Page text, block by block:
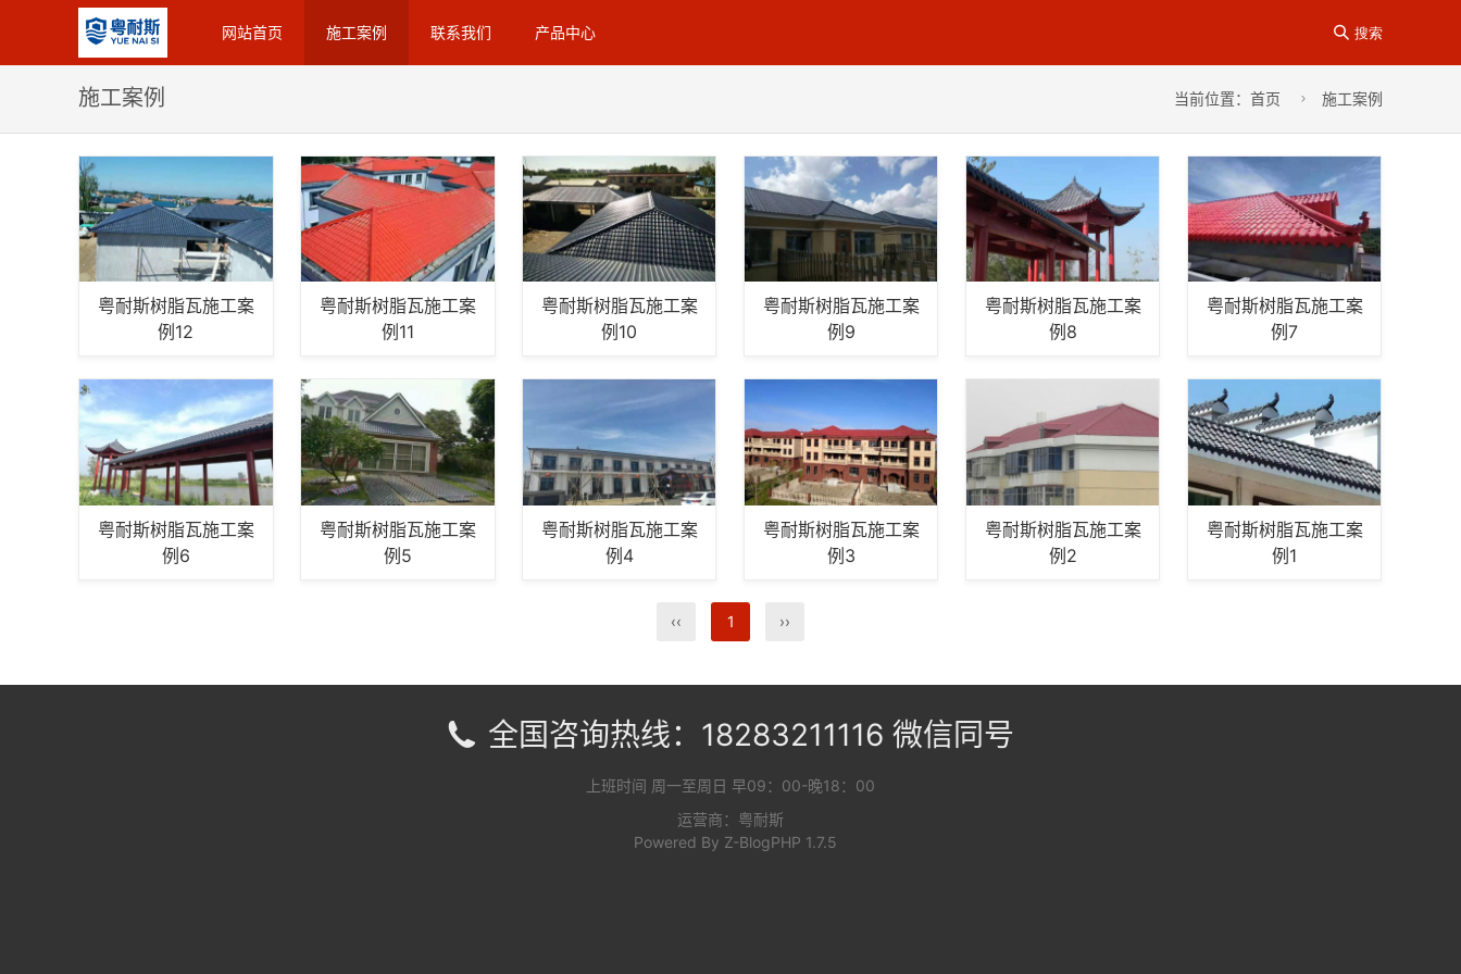
网站首页 施工案例 联系我们 产品中心  搜索
施工案例 当前位置： 首页  施工案例
粤耐斯树脂瓦施工案
例12
粤耐斯树脂瓦施工案
例11
粤耐斯树脂瓦施工案
例10
粤耐斯树脂瓦施工案
例9
粤耐斯树脂瓦施工案
例8
粤耐斯树脂瓦施工案
例7
粤耐斯树脂瓦施工案
例6
粤耐斯树脂瓦施工案
例5
粤耐斯树脂瓦施工案
例4
粤耐斯树脂瓦施工案
例3
粤耐斯树脂瓦施工案
例2
粤耐斯树脂瓦施工案
例1
‹‹ 1 ››
 全国咨询热线：18283211116 微信同号
上班时间 周一至周日 早09：00-晚18：00
运营商：粤耐斯
Powered By Z-BlogPHP 1.7.5